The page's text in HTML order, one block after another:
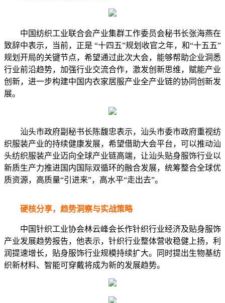
中国纺织工业联合会产业集群工作委员会秘书长张海燕在
致辞中表示，当前，正是 “十四五”规划收官之年，和“十五五”
规划开局的关键节点，希望通过此次大会，能够帮助企业洞悉
行业前沿趋势，加强行业交流合作，激发创新思维，赋能产业
创新，进一步构建中国内衣家居服产业全产业链的协同创新发
展。
汕头市政府副秘书长陈馥忠表示，汕头市委市政府重视纺
织服装产业的持续健康发展，希望借助大会平台，可以推动汕
头纺织服装产业迈向全球产业链高端，让汕头贴身服饰行业以
新质生产力推进国内国际双循环的融合发展，统筹整合全球优
质资源，高质量“引进来”，高水平“走出去”。
硬核分享，趋势洞察与实战策略
中国针织工业协会林云峰会长作针织行业经济及贴身服饰
产业发展趋势报告，他表示，针织行业整体营收稳健上扬，利
润提速增长，贴身服饰行业规模持续扩大。同时提出生物基纺
织新材料、智能可穿戴将成为新的发展趋势。